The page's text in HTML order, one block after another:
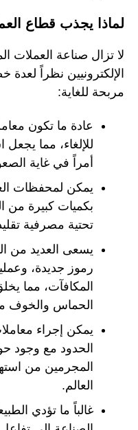
لماذا يجذب قطاع
لا تزال صناعة العملات
الإلكترونيين نظراً لعدة
مربحة للغاية:
عادة ما تكون
للإلغاء، مما
أمراً في غاية
يمكن لمحفظات
بكميات كبيرة من
تحتية مصرفية
يسعى العديد من
رموز جديدة،
المكافآت، مما
الحماس والخوف
يمكن إجراء
الحدود مع وجود
المجرمين من
العالم.
غالباً ما تؤدي